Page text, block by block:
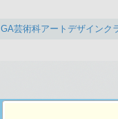
GA芸術科アートデザインク
セル